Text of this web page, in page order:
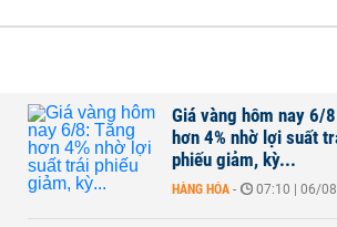
Giá vàng hôm nay 6/
hơn 4% nhờ lợi suất
phiếu giảm, kỳ...
HÀNG HÓA - 07:10 | 06/